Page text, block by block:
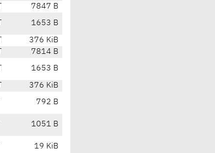
7847 B
1653 B
376 KiB
7814 B
1653 B
376 KiB
792 B
1051 B
19 KiB